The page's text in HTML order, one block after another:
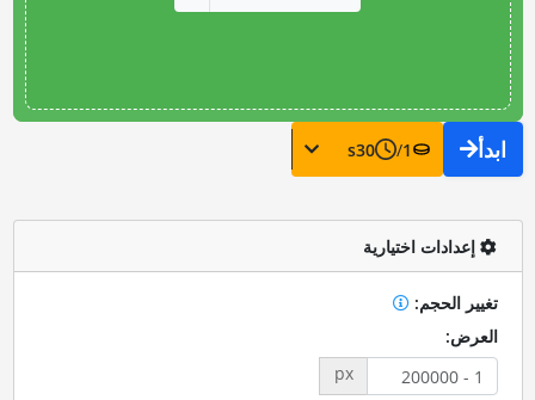
ابدأ 1
/
30
s
إعدادات اختيارية
تغيير الحجم:
العرض:
px